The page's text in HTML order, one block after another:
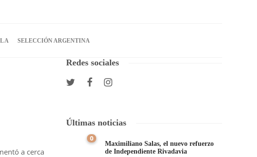
A SELECCIÓN ARGENTINA
a cerca
Redes sociales
Últimas noticias
0
Maximiliano Salas, el nuevo refuerzo
de Independiente Rivadavia